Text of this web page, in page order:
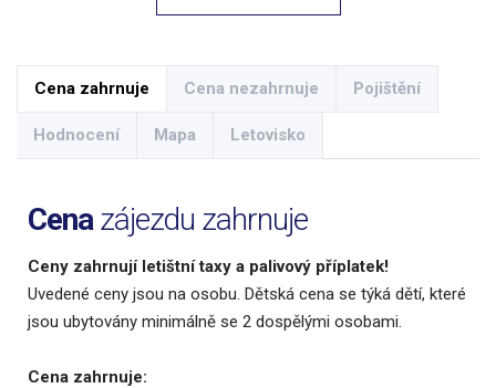
Cena zahrnuje Cena nezahrnuje Pojištění
Hodnocení Mapa Letovisko
Cenazájezdu zahrnuje
Ceny zahrnují letištní taxy a palivový příplatek!
Uvedené ceny jsou na osobu. Dětská cena se týká dětí, které
jsou ubytovány minimálně se 2 dospělými osobami.
Cena zahrnuje: